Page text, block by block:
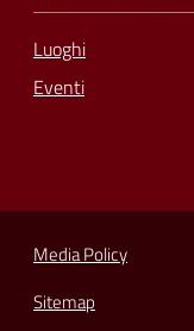
Luoghi
Eventi
Media Policy
Sitemap